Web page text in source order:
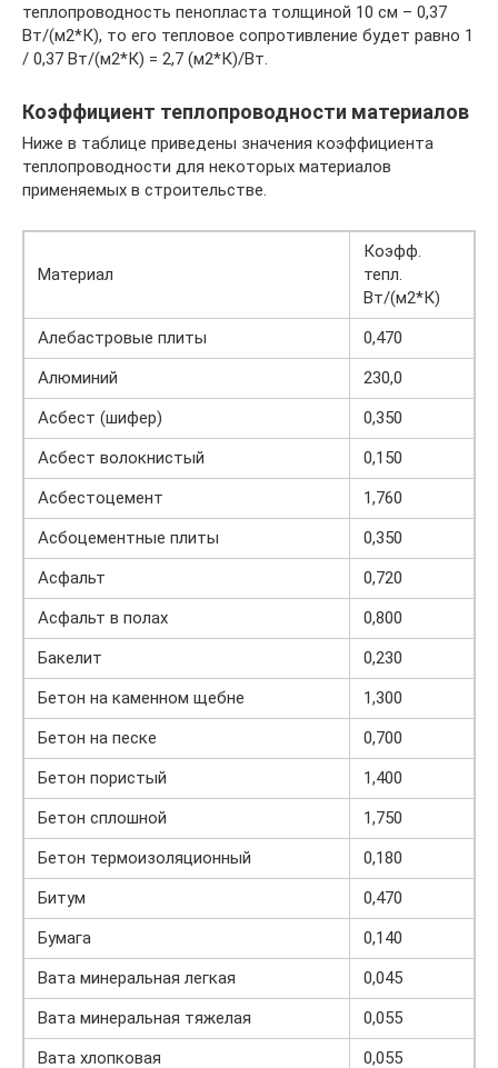
теплопроводность пенопласта толщиной 10 см – 0,37
Вт/(м2*К), то его тепловое сопротивление будет равно 1
/ 0,37 Вт/(м2*К) = 2,7 (м2*К)/Вт.
Коэффициент теплопроводности материалов
Ниже в таблице приведены значения коэффициента
теплопроводности для некоторых материалов
применяемых в строительстве.
Материал
Коэфф.
тепл.
Вт/(м2*К)
Алебастровые плиты
0,470
Алюминий
230,0
Асбест (шифер)
0,350
Асбест волокнистый
0,150
Асбестоцемент
1,760
Асбоцементные плиты
0,350
Асфальт
0,720
Асфальт в полах
0,800
Бакелит
0,230
Бетон на каменном щебне
1,300
Бетон на песке
0,700
Бетон пористый
1,400
Бетон сплошной
1,750
Бетон термоизоляционный
0,180
Битум
0,470
Бумага
0,140
Вата минеральная легкая
0,045
Вата минеральная тяжелая
0,055
Вата хлопковая
0,055